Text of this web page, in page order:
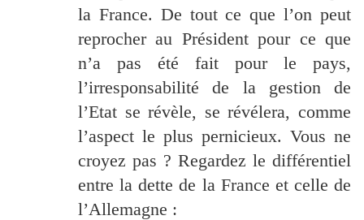
la France. De tout ce que l’on peut
reprocher au Président pour ce que
n’a pas été fait pour le pays,
l’irresponsabilité de la gestion de
l’Etat se révèle, se révélera, comme
l’aspect le plus pernicieux. Vous ne
croyez pas ? Regardez le différentiel
entre la dette de la France et celle de
l’Allemagne :